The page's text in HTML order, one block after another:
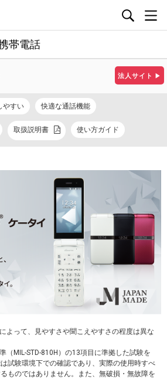
帯電話
法人サイト ▶
やすい 快適な通話機能
取扱説明書 使い方ガイド
よって、見やすさや聞こえやすさの程度は異な
（MIL-STD-810H）の13項目に準拠した試験を
試験環境下での確認であり、実際の使用時すべ
ものではありません。また、無破損・無故障を